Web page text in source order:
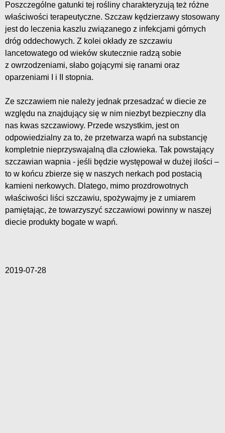
Poszczególne gatunki tej rośliny charakteryzują też różne
właściwości terapeutyczne. Szczaw kędzierzawy stosowany
jest do leczenia kaszlu związanego z infekcjami górnych
dróg oddechowych. Z kolei okłady ze szczawiu
lancetowatego od wieków skutecznie radzą sobie
z owrzodzeniami, słabo gojącymi się ranami oraz
oparzeniami I i II stopnia.
Ze szczawiem nie należy jednak przesadzać w diecie ze
względu na znajdujący się w nim niezbyt bezpieczny dla
nas kwas szczawiowy. Przede wszystkim, jest on
odpowiedzialny za to, że przetwarza wapń na substancję
kompletnie nieprzyswajalną dla człowieka. Tak powstający
szczawian wapnia - jeśli będzie występował w dużej ilości –
to w końcu zbierze się w naszych nerkach pod postacią
kamieni nerkowych. Dlatego, mimo prozdrowotnych
właściwości liści szczawiu, spożywajmy je z umiarem
pamiętając, że towarzyszyć szczawiowi powinny w naszej
diecie produkty bogate w wapń.
2019-07-28